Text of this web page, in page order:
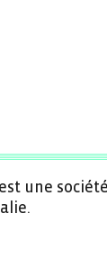
une